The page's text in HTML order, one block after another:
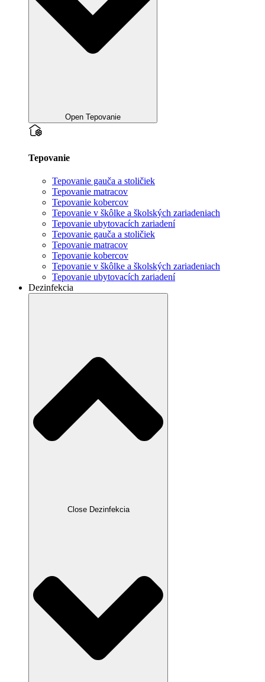
Open Tepovanie
Tepovanie
Tepovanie gauča a stoličiek
Tepovanie matracov
Tepovanie kobercov
Tepovanie v škôlke a školských zariadeniach
Tepovanie ubytovacích zariadení
Tepovanie gauča a stoličiek
Tepovanie matracov
Tepovanie kobercov
Tepovanie v škôlke a školských zariadeniach
Tepovanie ubytovacích zariadení
Dezinfekcia
Close Dezinfekcia